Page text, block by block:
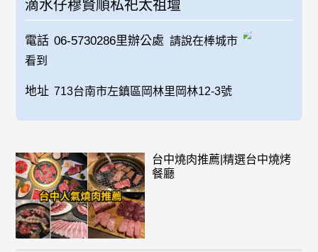
滴水仔穆賢順私祀太祖壇
電話 06-5730286里辦公處 請說在棒城市
看到
地址 713台南市左鎮區岡林里岡林12-3號
台中燒肉推薦|精選台中燒烤
餐廳